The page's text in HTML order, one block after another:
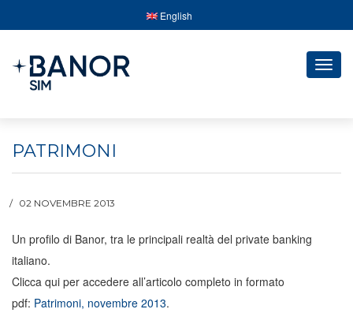
English
PATRIMONI
02 NOVEMBRE 2013
Un profilo di Banor, tra le principali realtà del private banking
italiano.
Clicca qui per accedere all’articolo completo in formato
pdf: Patrimoni, novembre 2013.